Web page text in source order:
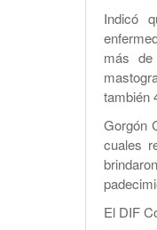
Indicó
más
también
Gorgón
cuales
El DIF